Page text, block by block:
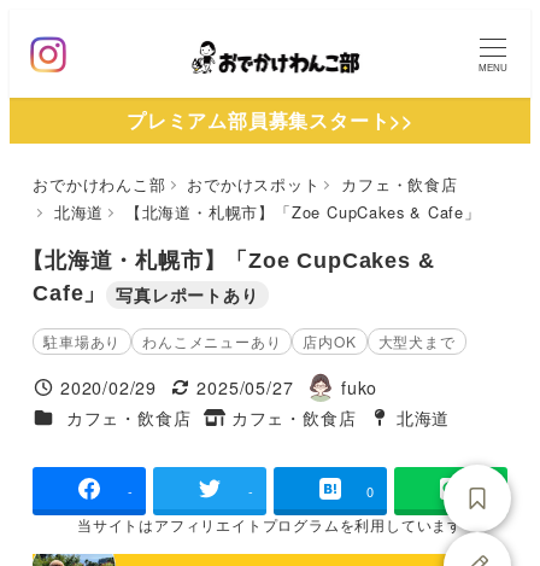
ン
MENU
プレミアム部員募集スタート>>
おでかけわんこ部 おでかけスポット
カフェ・飲食店
北海道
【北海道・札幌市】「Zoe CupCakes & Cafe」
【北海道・札幌市】「Zoe CupCakes &
Cafe」
写真レポートあり
駐車場あり わんこメニューあり 店内OK 大型犬まで
投稿日
2020/02/29
更新日
2025/05/27
著
者
fuko
施設ジャンル
カフェ・飲食店
タグ
カフェ・飲食店
タグ
北海道
- - 0
当サイトはアフィリエイトプログラムを利用しています